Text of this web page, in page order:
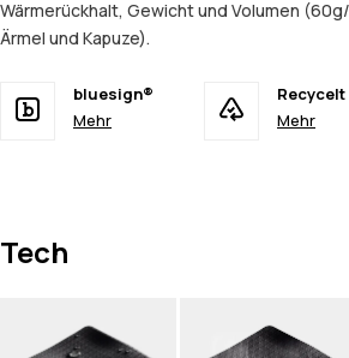
Wärmerückhalt, Gewicht und Volumen
Ärmel und Kapuze).
bluesign®
Mehr
Recycelt
Mehr
Tech